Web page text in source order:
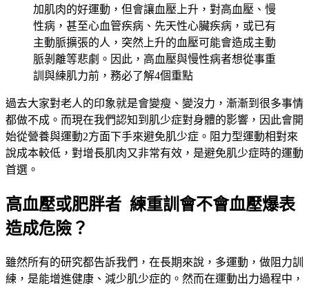
加肌肉的好運動，但會讓血壓上升，對高血壓、慢
性病，甚至心血管疾病、先天性心臟疾病，或已有
主動脈擴張的人，突然上升的血壓可能會造成主動
脈剝離等悲劇。因此，高血壓與慢性病者想從事重
訓與練肌力前，務必了解4個重點
過去大家對老人的印象就是會變瘦、變沒力，漸漸到很多事情
都做不成。而現在我們認知到肌少症對身體的影響，因此會開
始從營養與運動2方面下手來避免肌少症。阻力型運動相對來
說成本較低，對增長肌肉又非常有效，是避免肌少症時的運動
首選。
高血壓或肥胖者 練重訓會不會血壓爆表
造成危險？
雖然所有的研究都告訴我們，在長期來說，多運動，做阻力訓
練，是能增進健康、減少肌少症的。然而在運動出力過程中，